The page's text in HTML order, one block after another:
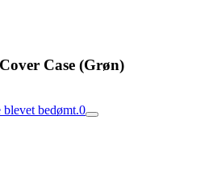
Case (Grøn)
bedømt.0